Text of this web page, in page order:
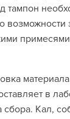
тампон
возможности
в
сбора. Кал,